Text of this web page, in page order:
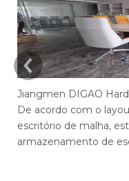
De acordo com o
escritório de malha,
armazenamento de